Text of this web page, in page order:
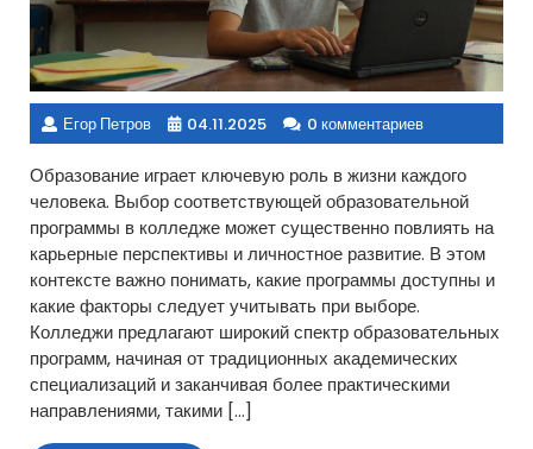
Егор Петров 04.11.2025 0 комментариев
Образование играет ключевую роль в жизни каждого
человека. Выбор соответствующей образовательной
программы в колледже может существенно повлиять на
карьерные перспективы и личностное развитие. В этом
контексте важно понимать, какие программы доступны и
какие факторы следует учитывать при выборе.
Колледжи предлагают широкий спектр образовательных
программ, начиная от традиционных академических
специализаций и заканчивая более практическими
направлениями, такими […]